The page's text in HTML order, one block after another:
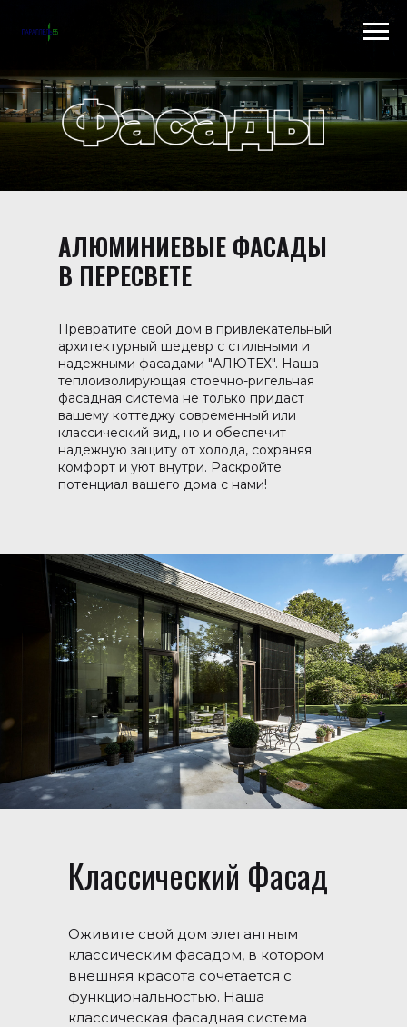
Scroll to top →
АЛЮМИНИЕВЫЕ ФАСАДЫ
В ПЕРЕСВЕТЕ
Превратите свой дом в привлекательный
архитектурный шедевр с стильными и
надежными фасадами "АЛЮТЕХ". Наша
теплоизолирующая стоечно-ригельная
фасадная система не только придаст
вашему коттеджу современный или
классический вид, но и обеспечит
надежную защиту от холода, сохраняя
комфорт и уют внутри. Раскройте
потенциал вашего дома с нами!
Классический Фасад
Оживите свой дом элегантным
классическим фасадом, в котором
внешняя красота сочетается с
функциональностью. Наша
классическая фасадная система